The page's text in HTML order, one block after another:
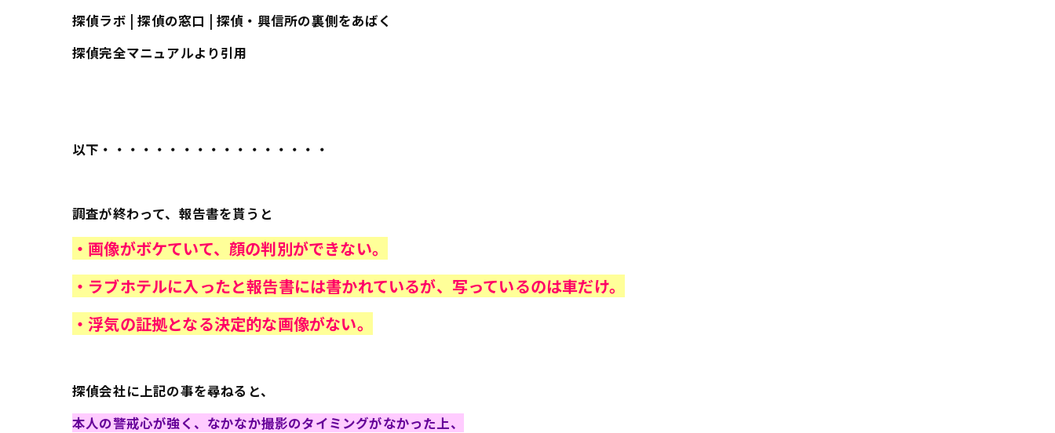
探偵ラボ | 探偵の窓口 | 探偵・興信所の裏側をあばく
探偵完全マニュアルより引用
以下・・・・・・・・・・・・・・・・・
調査が終わって、報告書を貰うと
・画像がボケていて、顔の判別ができない。
・ラブホテルに入ったと報告書には書かれているが、写っているのは車だけ。
・浮気の証拠となる決定的な画像がない。
探偵会社に上記の事を尋ねると、
本人の警戒心が強く、なかなか撮影のタイミングがなかった上、